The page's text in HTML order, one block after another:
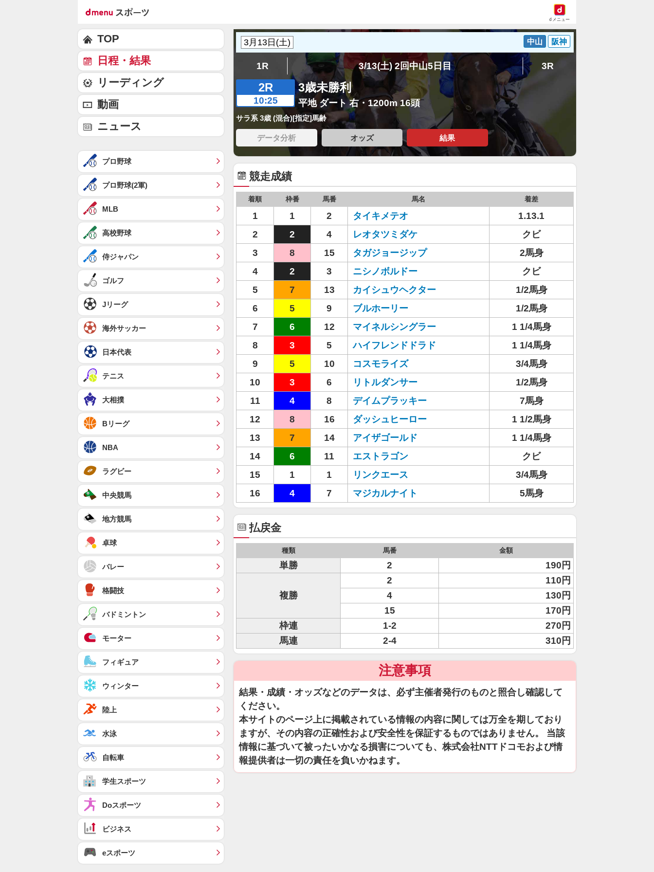
dメニュー
中山 阪神
1R 3/13(土) 2回中山5日目 3R
2R
10:25
3歳未勝利
平地 ダート 右・1200m 16頭
サラ系 3歳 (混合)[指定]馬齢
データ分析 オッズ 結果
競走成績
着順 枠番 馬番 馬名 着差
1 1 2 タイキメテオ
1.13.1
2
2 4 レオタツミダケ
クビ
3
8 15 タガジョージップ
2馬身
4
2 3 ニシノボルドー
クビ
5
7 13 カイシュウヘクター
1/2馬身
6
5 9 ブルホーリー
1/2馬身
7
6 12 マイネルシングラー
1 1/4馬身
8
3 5 ハイフレンドドラド
1 1/4馬身
9
5 10 コスモライズ
3/4馬身
10
3 6 リトルダンサー
1/2馬身
11
4 8 デイムプラッキー
7馬身
12
8 16 ダッシュヒーロー
1 1/2馬身
13
7 14 アイザゴールド
1 1/4馬身
14
6 11 エストラゴン
クビ
15
1 1 リンクエース
3/4馬身
16
4 7 マジカルナイト 5馬身
払戻金
種類 馬番 金額
単勝 2 190円
複勝
2
110円
4
130円
15
170円
枠連
1-2
270円
馬連
2-4 310円
注意事項
結果・成績・オッズなどのデータは、必ず主催者発行のものと照合し確認して
ください。
本サイトのページ上に掲載されている情報の内容に関しては万全を期しており
ますが、その内容の正確性および安全性を保証するものではありません。 当該
情報に基づいて被ったいかなる損害についても、株式会社NTTドコモおよび情
報提供者は一切の責任を負いかねます。
TOP
日程・結果
リーディング
動画
ニュース
プロ野球
プロ野球(2軍)
MLB
高校野球
侍ジャパン
ゴルフ
Jリーグ
海外サッカー
日本代表
テニス
大相撲
Bリーグ
NBA
ラグビー
中央競馬
地方競馬
卓球
バレー
格闘技
バドミントン
モーター
フィギュア
ウィンター
陸上
水泳
自転車
学生スポーツ
Doスポーツ
ビジネス
eスポーツ